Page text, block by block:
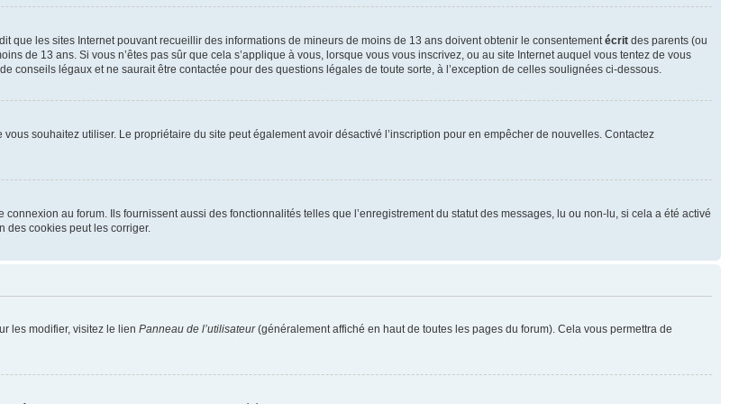
que les sites Internet pouvant recueillir des informations de mineurs de moins de 13 ans doivent obtenir le consentementécrit des parents (ou
de 13 ans. Si vous n’êtes pas sûr que cela s’applique à vous, lorsque vous vous inscrivez, ou au site Internet auquel vous tentez de vous
conseils légaux et ne saurait être contactée pour des questions légales de toute sorte, à l’exception de celles soulignées ci-dessous.
souhaitez utiliser. Le propriétaire du site peut également avoir désactivé l’inscription pour en empêcher de nouvelles. Contactez
au forum. Ils fournissent aussi des fonctionnalités telles que l’enregistrement du statut des messages, lu ou non-lu, si cela a été activé
des cookies peut les corriger.
les modifier, visitez le lien Panneau de l’utilisateur(généralement affiché en haut de toutes les pages du forum). Cela vous permettra de